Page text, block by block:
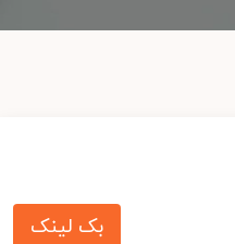
بک لینک